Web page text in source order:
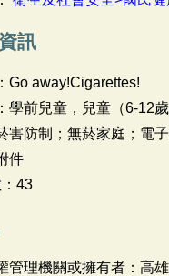
訊
Go away!Cigarettes!
學前兒童，兒童（6-12歲
害防制；無菸家庭；電
件
43
管理機關或擁有者：高